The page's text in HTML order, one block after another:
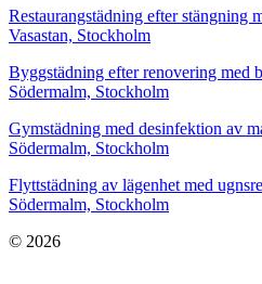
Restaurangstädning efter stängning
Vasastan, Stockholm
Byggstädning efter renovering med
Södermalm, Stockholm
Gymstädning med desinfektion av
Södermalm, Stockholm
Flyttstädning av lägenhet med
Södermalm, Stockholm
© 2026